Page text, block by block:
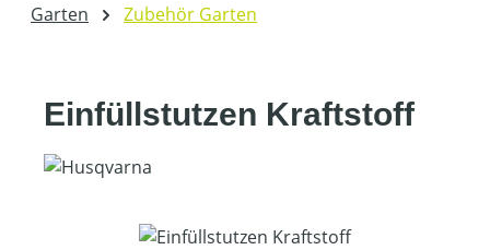
Garten Zubehör Garten
Einfüllstutzen Kraftstoff
Bildergalerie überspringen